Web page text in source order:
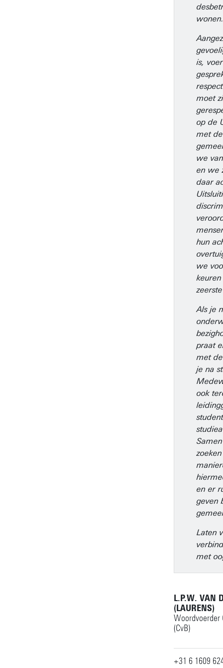
wonen.
is,
moet
op de
met
we
en we
daar
hun
we
Als je
praat
met
je na
ook
en er
geven
Laten
met
L.P.W. VAN
(LAURENS)
Woordvoerder
(CvB)
+31 6 1609